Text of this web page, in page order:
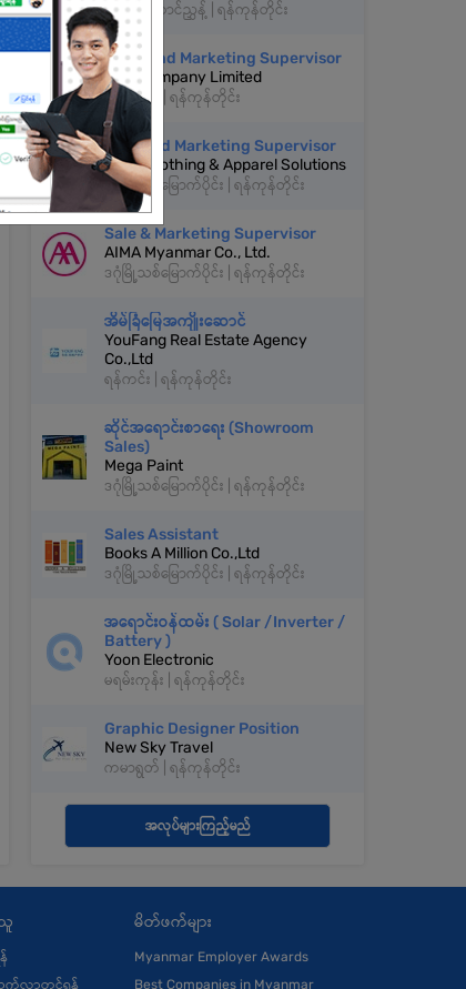
မင်္ဂလာတောင်ညွှန့် | ရန်ကုန်တိုင်း
Sales and Marketing Supervisor
JWK Company Limited
ကမာရွတ် | ရန်ကုန်တိုင်း
Sale And Marketing Supervisor
THIRI Clothing & Apparel Solutions
ဒဂုံမြို့သစ်မြောက်ပိုင်း | ရန်ကုန်တိုင်း
Sale & Marketing Supervisor
AIMA Myanmar Co., Ltd.
ဒဂုံမြို့သစ်မြောက်ပိုင်း | ရန်ကုန်တိုင်း
အိမ်ခြံမြေအကျိုးဆောင်
YouFang Real Estate Agency
Co.,Ltd
ရန်ကင်း | ရန်ကုန်တိုင်း
ဆိုင်အရောင်းစာရေး (Showroom
Sales)
Mega Paint
ဒဂုံမြို့သစ်မြောက်ပိုင်း | ရန်ကုန်တိုင်း
Sales Assistant
Books A Million Co.,Ltd
ဒဂုံမြို့သစ်မြောက်ပိုင်း | ရန်ကုန်တိုင်း
အရောင်းဝန်ထမ်း ( Solar /Inverter /
Battery )
Yoon Electronic
မရမ်းကုန်း | ရန်ကုန်တိုင်း
Graphic Designer Position
New Sky Travel
ကမာရွတ် | ရန်ကုန်တိုင်း
အလုပ်များကြည့်မည်
က်လွှာတင်ရန်
မိတ်ဖက်များ
Myanmar Employer Awards
Best Companies in Myanmar